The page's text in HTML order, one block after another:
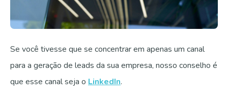
Se você tivesse que se concentrar em apenas um canal
para a geração de leads da sua empresa, nosso conselho é
que esse canal seja o LinkedIn.